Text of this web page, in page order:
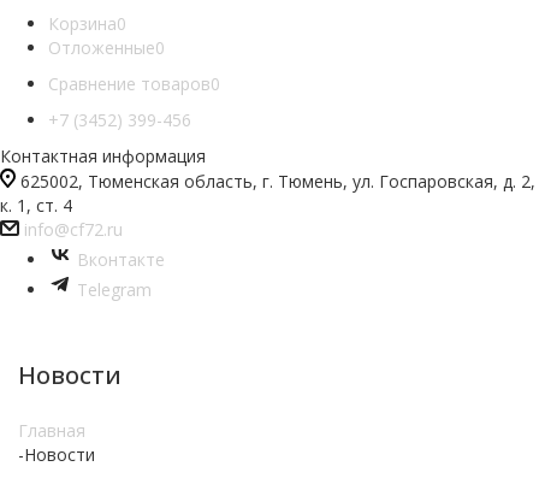
Корзина0
Отложенные0
Сравнение товаров0
+7 (3452) 399-456
Контактная информация
625002, Тюменская область, г. Тюмень, ул. Госпаровская, д. 2,
к. 1, ст. 4
info@cf72.ru
Вконтакте
Telegram
Новости
Главная
-Новости